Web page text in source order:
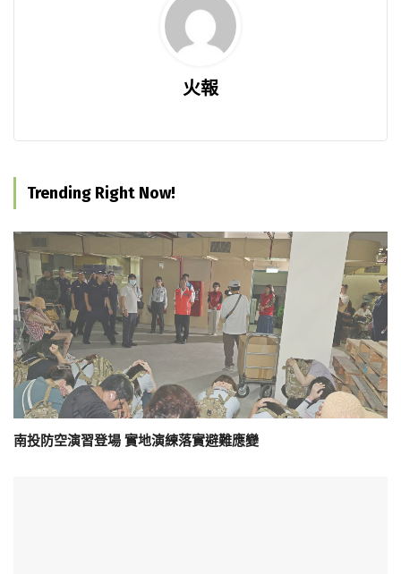
火報
Trending Right Now!
南投防空演習登場 實地演練落實避難應變